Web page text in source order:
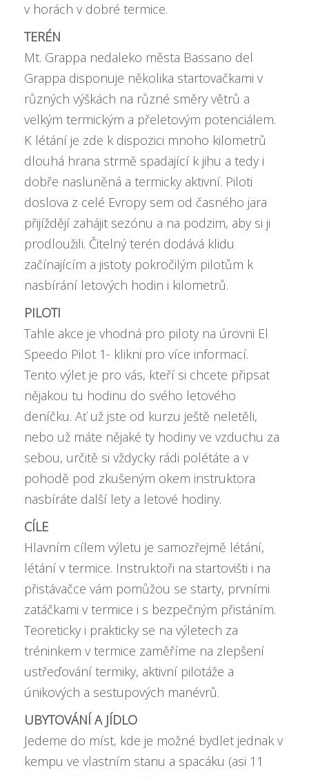
v horách v dobré termice.
TERÉN
Mt. Grappa nedaleko města Bassano del
Grappa disponuje několika startovačkami v
různých výškách na různé směry větrů a
velkým termickým a přeletovým potenciálem.
K létání je zde k dispozici mnoho kilometrů
dlouhá hrana strmě spadající k jihu a tedy i
dobře nasluněná a termicky aktivní. Piloti
doslova z celé Evropy sem od časného jara
přijíždějí zahájit sezónu a na podzim, aby si ji
prodloužili. Čitelný terén dodává klidu
začínajícím a jistoty pokročilým pilotům k
nasbírání letových hodin i kilometrů.
PILOTI
Tahle akce je vhodná pro piloty na úrovni El
Speedo Pilot 1- klikni pro více informací.
Tento výlet je pro vás, kteří si chcete připsat
nějakou tu hodinu do svého letového
deníčku. Ať už jste od kurzu ještě neletěli,
nebo už máte nějaké ty hodiny ve vzduchu za
sebou, určitě si vždycky rádi polétáte a v
pohodě pod zkušeným okem instruktora
nasbíráte další lety a letové hodiny.
CÍLE
Hlavním cílem výletu je samozřejmě létání,
létání v termice. Instruktoři na startovišti i na
přistávačce vám pomůžou se starty, prvními
zatáčkami v termice i s bezpečným přistáním.
Teoreticky i prakticky se na výletech za
tréninkem v termice zaměříme na zlepšení
ustřeďování termiky, aktivní pilotáže a
únikových a sestupových manévrů.
UBYTOVÁNÍ A JÍDLO
Jedeme do míst, kde je možné bydlet jednak v
kempu ve vlastním stanu a spacáku (asi 11